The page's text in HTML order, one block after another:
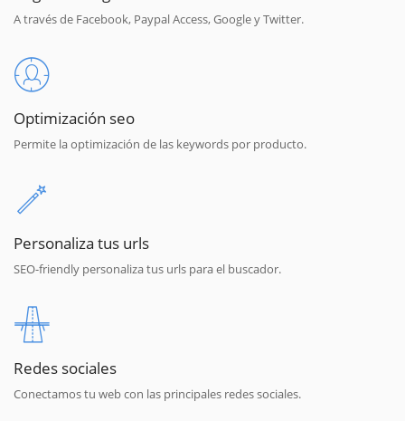
A través de Facebook, Paypal Access, Google y Twitter.
Optimización seo
Permite la optimización de las keywords por producto.
Personaliza tus urls
SEO-friendly personaliza tus urls para el buscador.
Redes sociales
Conectamos tu web con las principales redes sociales.